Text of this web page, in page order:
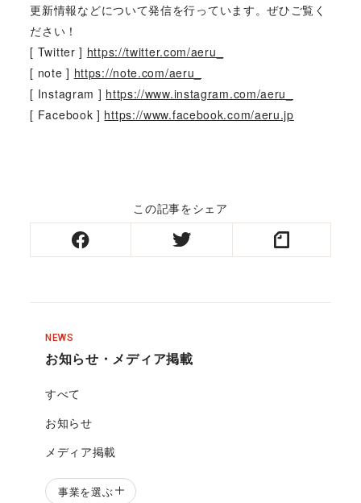
更新情報などについて発信を行っています。ぜひご覧く
ださい！
[ Twitter ] https://twitter.com/aeru_
[ note ] https://note.com/aeru_
[ Instagram ] https://www.instagram.com/aeru_
[ Facebook ] https://www.facebook.com/aeru.jp
この記事をシェア
NEWS
お知らせ・メディア掲載
すべて
お知らせ
メディア掲載
事業を選ぶ